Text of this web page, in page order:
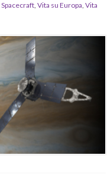
Spacecraft, Vita su Europa, Vita